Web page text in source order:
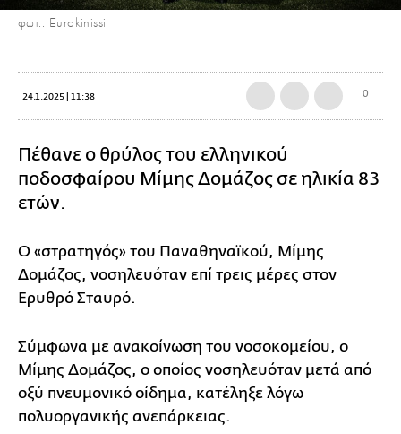
φωτ.: Eurokinissi
24.1.2025 | 11:38 0
Πέθανε ο θρύλος του ελληνικού
ποδοσφαίρου Μίμης Δομάζος σε ηλικία 83
ετών.
Ο «στρατηγός» του Παναθηναϊκού, Μίμης
Δομάζος, νοσηλευόταν επί τρεις μέρες στον
Ερυθρό Σταυρό.
Σύμφωνα με ανακοίνωση του νοσοκομείου, ο
Μίμης Δομάζος, ο οποίος νοσηλευόταν μετά από
οξύ πνευμονικό οίδημα, κατέληξε λόγω
πολυοργανικής ανεπάρκειας.